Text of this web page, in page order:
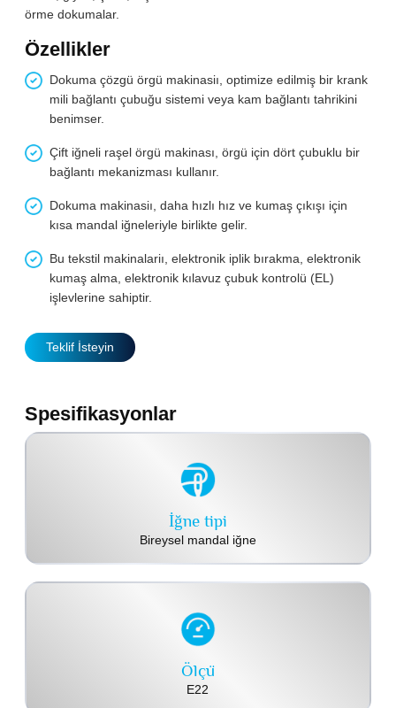
örme dokumalar.
Özellikler
Dokuma çözgü örgü makinasiı, optimize edilmiş bir krank
mili bağlantı çubuğu sistemi veya kam bağlantı tahrikini
benimser.
Çift iğneli raşel örgü makinası, örgü için dört çubuklu bir
bağlantı mekanizması kullanır.
Dokuma makinasiı, daha hızlı hız ve kumaş çıkışı için
kısa mandal iğneleriyle birlikte gelir.
Bu tekstil makinalariı, elektronik iplik bırakma, elektronik
kumaş alma, elektronik kılavuz çubuk kontrolü (EL)
işlevlerine sahiptir.
Teklif İsteyin
Spesifikasyonlar
İğne tipi
Bireysel mandal iğne
Ölçü
E22